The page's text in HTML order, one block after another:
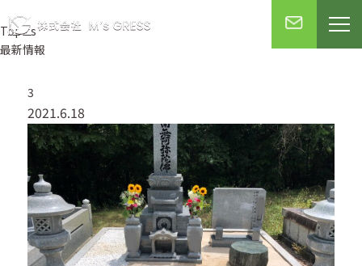
Topics
最新情報
3
2021.6.18